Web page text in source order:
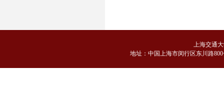
上海交通
地址：中国上海市闵行区东川路